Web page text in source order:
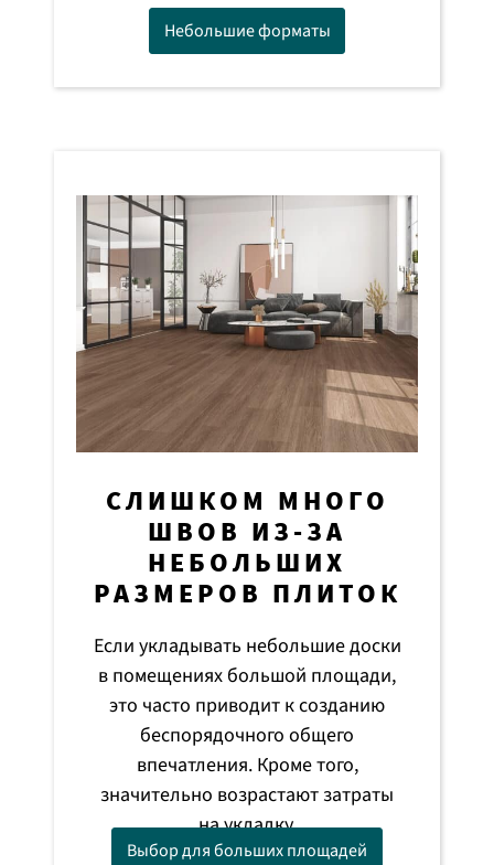
Небольшие форматы
СЛИШКОМ МНОГО
ШВОВ ИЗ-ЗА
НЕБОЛЬШИХ
РАЗМЕРОВ ПЛИТОК
Если укладывать небольшие доски
в помещениях большой площади,
это часто приводит к созданию
беспорядочного общего
впечатления. Кроме того,
значительно возрастают затраты
на укладку.
Выбор для больших площадей